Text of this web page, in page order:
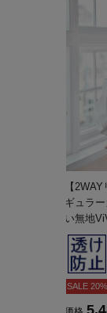
【
ギュラ
い無地
SALE